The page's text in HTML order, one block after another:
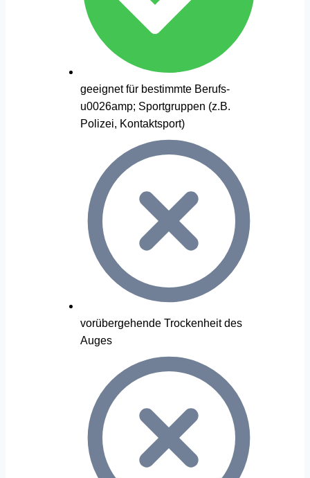
geeignet für bestimmte Berufs-
u0026amp; Sportgruppen (z.B.
Polizei, Kontaktsport)
vorübergehende Trockenheit des
Auges